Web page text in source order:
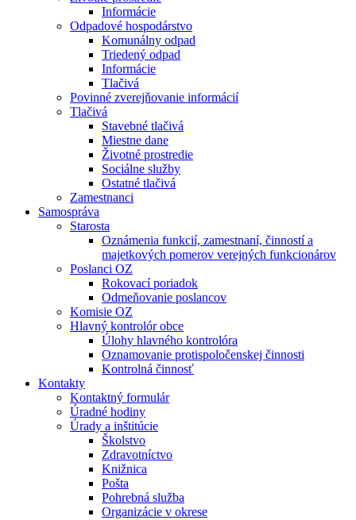
Informácie
Odpadové hospodárstvo
Komunálny odpad
Triedený odpad
Informácie
Tlačivá
Povinné zverejňovanie informácií
Tlačivá
Stavebné tlačivá
Miestne dane
Životné prostredie
Sociálne služby
Ostatné tlačivá
Zamestnanci
Samospráva
Starosta
Oznámenia funkcií, zamestnaní, činností a
majetkových pomerov verejných funkcionárov
Poslanci OZ
Rokovací poriadok
Odmeňovanie poslancov
Komisie OZ
Hlavný kontrolór obce
Úlohy hlavného kontrolóra
Oznamovanie protispoločenskej činnosti
Kontrolná činnosť
Kontakty
Kontaktný formulár
Úradné hodiny
Úrady a inštitúcie
Školstvo
Zdravotníctvo
Knižnica
Pošta
Pohrebná služba
Organizácie v okrese